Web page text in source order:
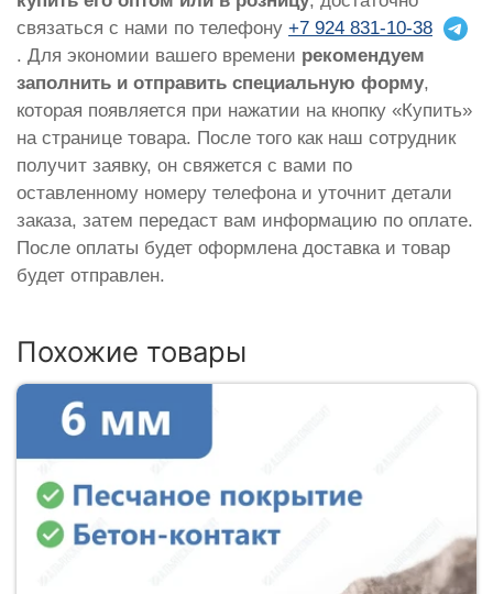
связаться с нами по телефону +7 924 831-10-38
. Для экономии вашего времени рекомендуем
заполнить и отправить специальную форму,
которая появляется при нажатии на кнопку «Купить»
на странице товара. После того как наш сотрудник
получит заявку, он свяжется с вами по
оставленному номеру телефона и уточнит детали
заказа, затем передаст вам информацию по оплате.
После оплаты будет оформлена доставка и товар
будет отправлен.
Похожие товары